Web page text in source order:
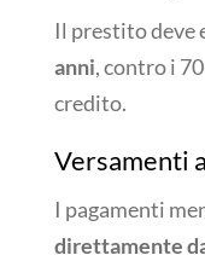
Il prestito deve
anni, contro i
credito.
Versamenti
I pagamenti
direttamente